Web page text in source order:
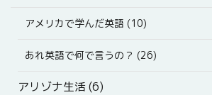
アメリカで学んだ英語 (10)
あれ英語で何で言うの？ (26)
アリゾナ生活 (6)